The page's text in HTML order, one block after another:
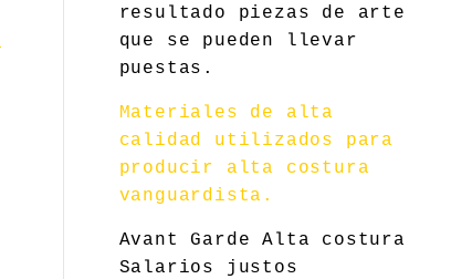
resultado piezas de arte
que se pueden llevar
puestas.
Materiales de alta
calidad utilizados para
producir alta costura
vanguardista.
Avant Garde Alta costura
Salarios justos